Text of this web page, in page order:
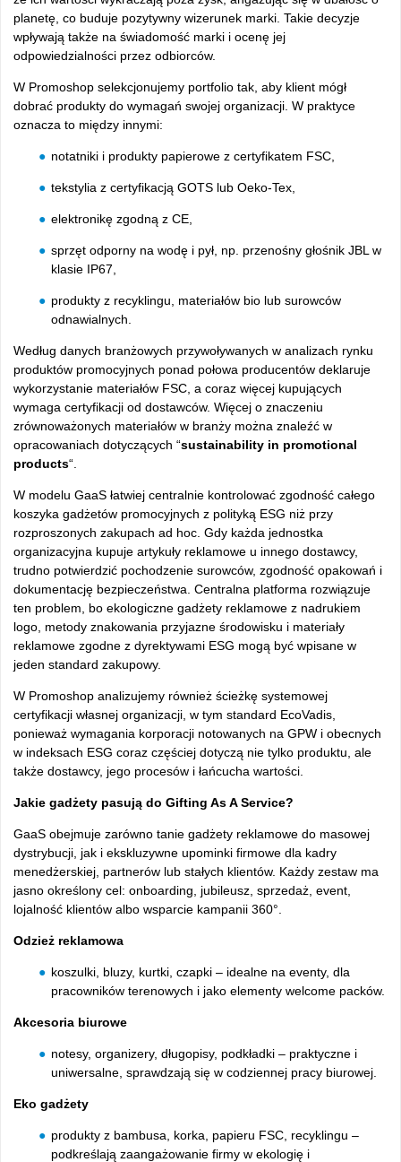
planetę, co buduje pozytywny wizerunek marki. Takie decyzje
wpływają także na świadomość marki i ocenę jej
odpowiedzialności przez odbiorców.
W Promoshop selekcjonujemy portfolio tak, aby klient mógł
dobrać produkty do wymagań swojej organizacji. W praktyce
oznacza to między innymi:
notatniki i produkty papierowe z certyfikatem FSC,
tekstylia z certyfikacją GOTS lub Oeko‑Tex,
elektronikę zgodną z CE,
sprzęt odporny na wodę i pył, np. przenośny głośnik JBL w
klasie IP67,
produkty z recyklingu, materiałów bio lub surowców
odnawialnych.
Według danych branżowych przywoływanych w analizach rynku
produktów promocyjnych ponad połowa producentów deklaruje
wykorzystanie materiałów FSC, a coraz więcej kupujących
wymaga certyfikacji od dostawców. Więcej o znaczeniu
zrównoważonych materiałów w branży można znaleźć w
opracowaniach dotyczących “sustainability in promotional
products“.
W modelu GaaS łatwiej centralnie kontrolować zgodność całego
koszyka gadżetów promocyjnych z polityką ESG niż przy
rozproszonych zakupach ad hoc. Gdy każda jednostka
organizacyjna kupuje artykuły reklamowe u innego dostawcy,
trudno potwierdzić pochodzenie surowców, zgodność opakowań i
dokumentację bezpieczeństwa. Centralna platforma rozwiązuje
ten problem, bo ekologiczne gadżety reklamowe z nadrukiem
logo, metody znakowania przyjazne środowisku i materiały
reklamowe zgodne z dyrektywami ESG mogą być wpisane w
jeden standard zakupowy.
W Promoshop analizujemy również ścieżkę systemowej
certyfikacji własnej organizacji, w tym standard EcoVadis,
ponieważ wymagania korporacji notowanych na GPW i obecnych
w indeksach ESG coraz częściej dotyczą nie tylko produktu, ale
także dostawcy, jego procesów i łańcucha wartości.
Jakie gadżety pasują do Gifting As A Service?
GaaS obejmuje zarówno tanie gadżety reklamowe do masowej
dystrybucji, jak i ekskluzywne upominki firmowe dla kadry
menedżerskiej, partnerów lub stałych klientów. Każdy zestaw ma
jasno określony cel: onboarding, jubileusz, sprzedaż, event,
lojalność klientów albo wsparcie kampanii 360°.
Odzież reklamowa
koszulki, bluzy, kurtki, czapki – idealne na eventy, dla
pracowników terenowych i jako elementy welcome packów.
Akcesoria biurowe
notesy, organizery, długopisy, podkładki – praktyczne i
uniwersalne, sprawdzają się w codziennej pracy biurowej.
Eko gadżety
produkty z bambusa, korka, papieru FSC, recyklingu –
podkreślają zaangażowanie firmy w ekologię i